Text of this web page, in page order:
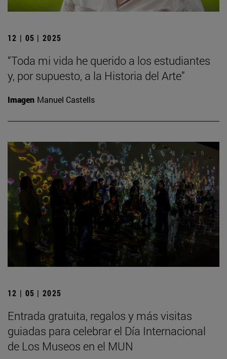
12 | 05 | 2025
“Toda mi vida he querido a los estudiantes
y, por supuesto, a la Historia del Arte”
Imagen Manuel Castells
12 | 05 | 2025
Entrada gratuita, regalos y más visitas
guiadas para celebrar el Día Internacional
de Los Museos en el MUN